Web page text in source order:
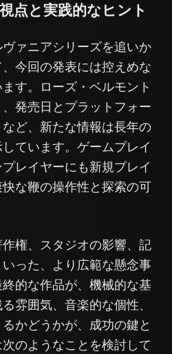
点と実践的なヒント
ァニアシリーズを追いか
今回の発表には控えめな
す。ローズ・ベルモント
発売日とプラットフォー
ど、新たな情報は長年の
ています。ゲームプレイ
レイヤーにも新規プレイ
な鞭の操作性と探索の可
権、スタジオの影響、記
った、より広範な懸念事
的な作品が、機械的な基
雰囲気、音楽的な個性、
かどうかが、成功の鍵と
のようなことを検討して